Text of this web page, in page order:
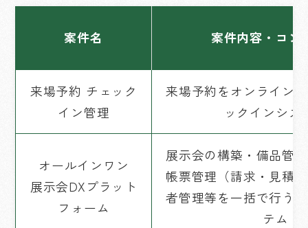
案件名 案件内容・コン
来場予約 チェック
イン管理
来場予約をオンライン
ックインシス
オールインワン
展示会DXプラット
フォーム
展示会の構築・備品管
帳票管理（請求・見積
者管理等を一括で行う
テム